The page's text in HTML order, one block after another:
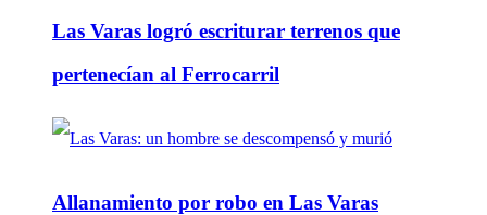
Las Varas logró escriturar terrenos que
pertenecían al Ferrocarril
Allanamiento por robo en Las Varas